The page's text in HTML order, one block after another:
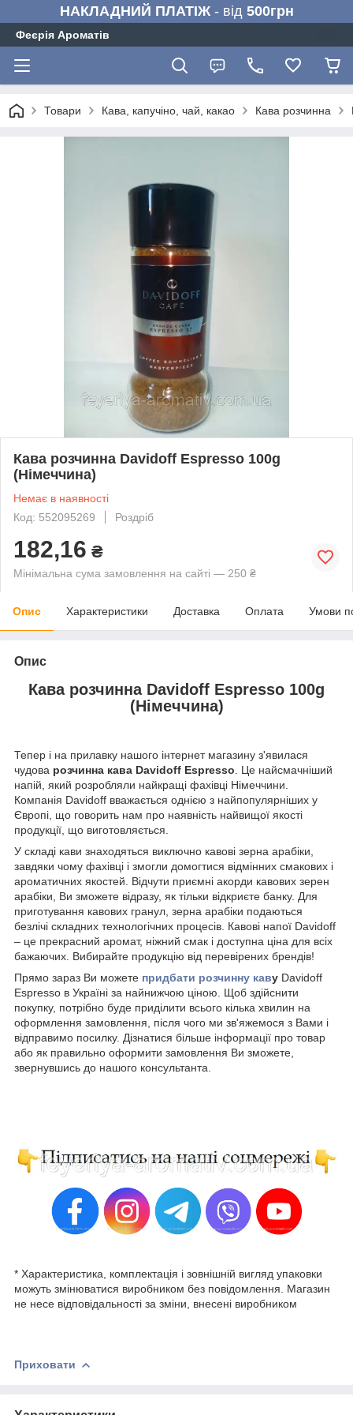
НАКЛАДНИЙ ПЛАТІЖ- від 500грн
Феєрія Ароматів
Товари Кава, капучіно, чай, какао Кава розчинна
Кава розчинна Davidoff Espresso 100g
(Німеччина)
Немає в наявності
Код: 552095269
Роздріб
182,16 ₴
Мінімальна сума замовлення на сайті — 250 ₴
Опис Характеристики Доставка Оплата Умови
Опис
Кава розчинна Davidoff Espresso 100g
(Німеччина)
Тепер і на прилавку нашого інтернет магазину з'явилася
чудова розчинна кава Davidoff Espresso. Це найсмачніший
напій, який розробляли найкращі фахівці Німеччини.
Компанія Davidoff вважається однією з найпопулярніших у
Європі, що говорить нам про наявність найвищої якості
продукції, що виготовляється.
У складі кави знаходяться виключно кавові зерна арабіки,
завдяки чому фахівці і змогли домогтися відмінних смакових і
ароматичних якостей. Відчути приємні акорди кавових зерен
арабіки, Ви зможете відразу, як тільки відкриєте банку. Для
приготування кавових гранул, зерна арабіки подаються
безлічі складних технологічних процесів. Кавові напої Davidoff
– це прекрасний аромат, ніжний смак і доступна ціна для всіх
бажаючих. Вибирайте продукцію від перевірених брендів!
Прямо зараз Ви можете придбати розчинну каву Davidoff
Espresso в Україні за найнижчою ціною. Щоб здійснити
покупку, потрібно буде приділити всього кілька хвилин на
оформлення замовлення, після чого ми зв'яжемося з Вами і
відправимо посилку. Дізнатися більше інформації про товар
або як правильно оформити замовлення Ви зможете,
звернувшись до нашого консультанта.
* Характеристика, комплектація і зовнішній вигляд упаковки
можуть змінюватися виробником без повідомлення. Магазин
не несе відповідальності за зміни, внесені виробником
Приховати